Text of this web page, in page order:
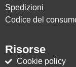
Spedizioni
Codice del
Risorse
Cookie policy